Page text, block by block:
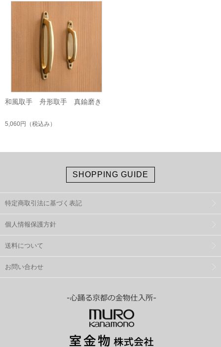
和風取手 舟形取手 真鍮磨き
5,060円 （税込み）
SHOPPING GUIDE
特定商取引法に基づく表記
個人情報保護方針
送料について
お問い合わせ